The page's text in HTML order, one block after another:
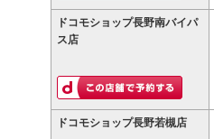
ドコモショップ長野南バイパ
ス店
ドコモショップ長野若槻店